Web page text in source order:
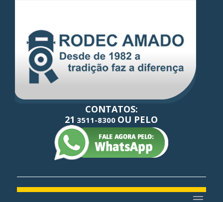
CONTATOS:
21 3511-8300 OU PELO